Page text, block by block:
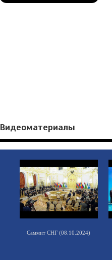
Видеоматериалы
Саммит СНГ (08.10.2024)